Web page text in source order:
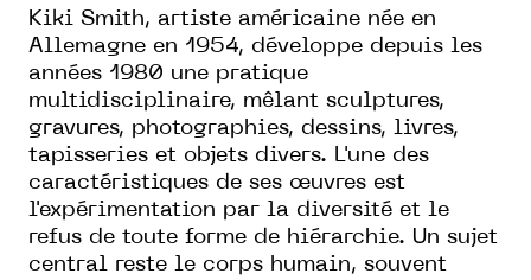
Kiki Smith, artiste américaine née en
Allemagne en 1954, développe depuis les
années 1980 une pratique
multidisciplinaire, mêlant sculptures,
gravures, photographies, dessins, livres,
tapisseries et objets divers. L'une des
caractéristiques de ses œuvres est
l'expérimentation par la diversité et le
refus de toute forme de hiérarchie. Un sujet
central reste le corps humain, souvent